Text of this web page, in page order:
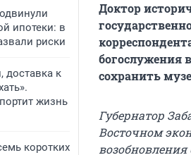
ипотеки: в
риски
доставка к
жизнь
коротких
Доктор
богослужения
сохранить
Губернатор
Восточном